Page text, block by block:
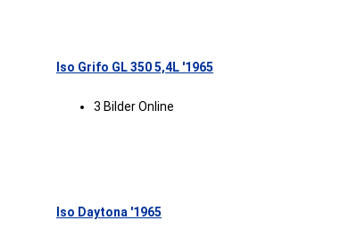
Iso Grifo GL 350 5,4L '1965
3 Bilder Online
Iso Daytona '1965